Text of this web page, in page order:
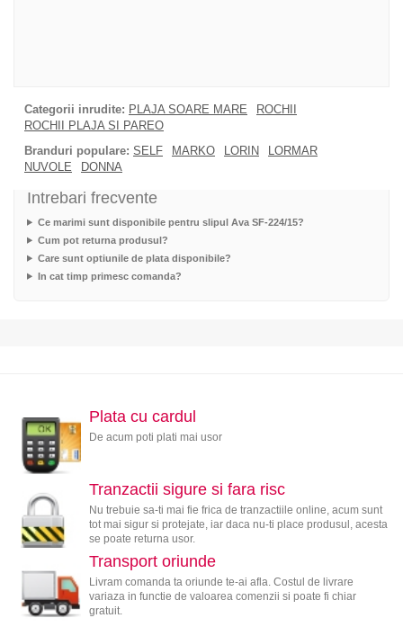
Categorii inrudite: PLAJA SOARE MARE
ROCHII
ROCHII PLAJA SI PAREO
Branduri populare: SELF MARKO LORIN
LORMAR
NUVOLE
DONNA
Intrebari frecvente
Ce marimi sunt disponibile pentru slipul Ava SF-224/15?
Cum pot returna produsul?
Care sunt optiunile de plata disponibile?
In cat timp primesc comanda?
Plata cu cardul
De acum poti plati mai usor
Tranzactii sigure si fara risc
Nu trebuie sa-ti mai fie frica de tranzactiile online, acum sunt
tot mai sigur si protejate, iar daca nu-ti place produsul, acesta
se poate returna usor.
Transport oriunde
Livram comanda ta oriunde te-ai afla. Costul de livrare
variaza in functie de valoarea comenzii si poate fi chiar
gratuit.